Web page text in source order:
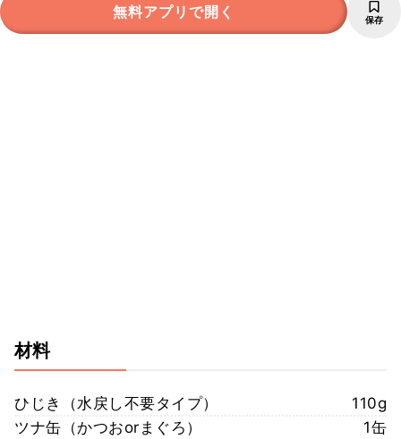
無料アプリで開く 保存
材料
ひじき（水戻し不要タイプ）
110g
ツナ缶（かつおorまぐろ）
1缶